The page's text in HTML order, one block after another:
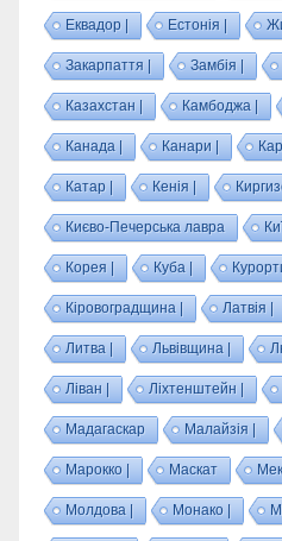
Еквадор | Естонія |
Закарпаття | Замбія |
Казахстан | Камбоджа |
Канада | Канари |
Катар | Кенія |
Києво-Печерська лавра
Корея | Куба |
Кіровоградщина | Латвія |
Литва | Львівщина |
Ліван | Ліхтенштейн |
Мадагаскар Малайзія |
Марокко | Маскат
Молдова | Монако |